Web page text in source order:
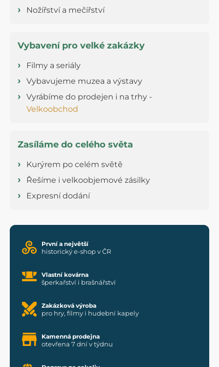
Nožířství a mečířství
Vybavení pro velké zakázky
Filmy a seriály
Vybavujeme muzea a výstavy
Vyrábíme do prodejen i na trhy -
Velkoobchod
Zasíláme do celého světa
Kurýrem po celém světě
Řešíme i velkoobjemové zásilky
Expresní dodání
První a největší
historický e-shop v ČR
Vlastní kovárna
šperkařství i brašnářství
Zakázková výroba
pro hry, filmy i hudební kapely
Kamenná prodejna
otevřena 7 dní v týdnu